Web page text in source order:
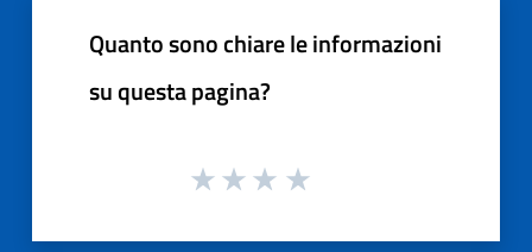
Quanto sono chiare le informazioni
su questa pagina?